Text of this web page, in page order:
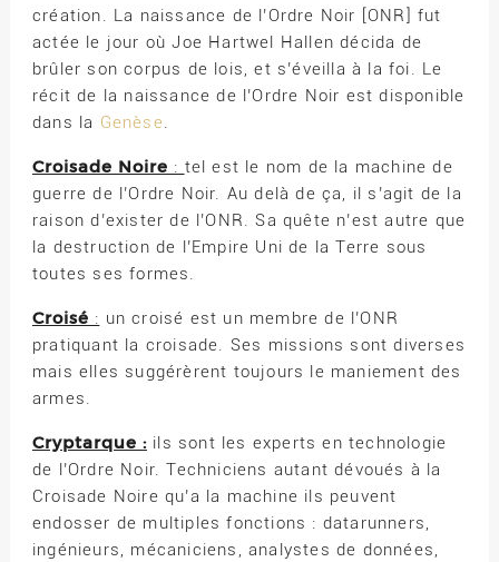
création. La naissance de l’Ordre Noir [ONR] fut
actée le jour où Joe Hartwel Hallen décida de
brûler son corpus de lois, et s’éveilla à la foi. Le
récit de la naissance de l’Ordre Noir est disponible
dans la Genèse
Croisade Noire : tel est le nom de la machine de
guerre de l’Ordre Noir. Au delà de ça, il s’agit de la
raison d’exister de l’ONR. Sa quête n’est autre que
la destruction de l’Empire Uni de la Terre sous
toutes ses formes.
Croisé : un croisé est un membre de l’ONR
pratiquant la croisade. Ses missions sont diverses
mais elles suggérèrent toujours le maniement des
armes.
Cryptarque :ils sont les experts en technologie
de l’Ordre Noir. Techniciens autant dévoués à la
Croisade Noire qu’a la machine ils peuvent
endosser de multiples fonctions : datarunners,
ingénieurs, mécaniciens, analystes de données,